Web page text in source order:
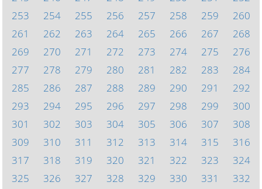
253
254 255 256 257 258 259
260
261
262 263 264 265 266 267
268
269
270 271 272 273 274 275
276
277
278 279 280 281 282 283
284
285
286 287 288 289 290 291
292
293
294 295 296 297 298 299
300
301
302 303 304 305 306 307
308
309
310 311 312 313 314 315
316
317
318 319 320 321 322 323
324
325
326 327 328 329 330 331
332